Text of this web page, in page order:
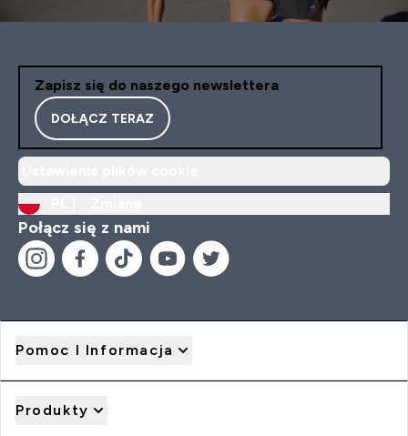
Zapisz się do naszego newslettera
DOŁĄCZ TERAZ
Połącz się z nami
Pomoc I Informacja
Produkty